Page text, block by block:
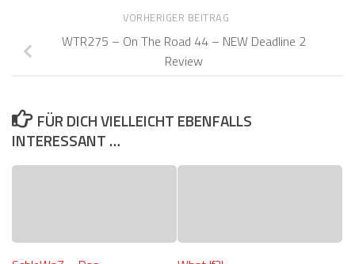
VORHERIGER BEITRAG
WTR275 – On The Road 44 – NEW Deadline 2
Review
FÜR DICH VIELLEICHT EBENFALLS
INTERESSANT …